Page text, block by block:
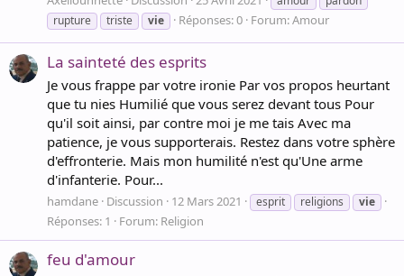
rupture
triste vie Réponses: 0 Forum:Amour
La sainteté des esprits
Je vous frappe par votre ironie Par vos propos heurtant
que tu nies Humilié que vous serez devant tous Pour
qu'il soit ainsi, par contre moi je me tais Avec ma
patience, je vous supporterais. Restez dans votre sphère
d'effronterie. Mais mon humilité n'est qu'Une arme
d'infanterie. Pour...
hamdane Discussion 12 Mars 2021 esprit religions vie
Réponses: 1 Forum: Religion
feu d'amour